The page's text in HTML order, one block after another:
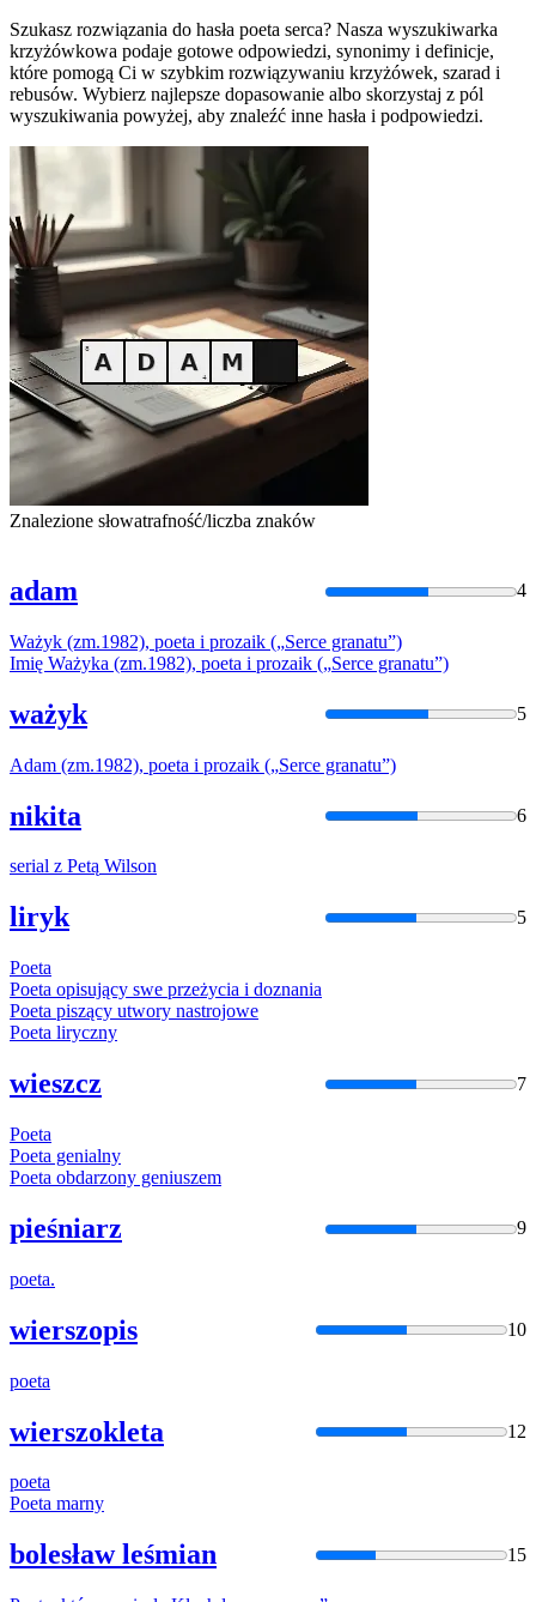
Szukasz rozwiązania do hasła poeta serca? Nasza wyszukiwarka
krzyżówkowa podaje gotowe odpowiedzi, synonimy i definicje,
które pomogą Ci w szybkim rozwiązywaniu krzyżówek, szarad i
rebusów. Wybierz najlepsze dopasowanie albo skorzystaj z pól
wyszukiwania powyżej, aby znaleźć inne hasła i podpowiedzi.
Znalezione słowatrafność/liczba znaków
adam 4
Ważyk (zm.1982), poeta i prozaik („Serce granatu”)
Imię Ważyka (zm.1982), poeta i prozaik („Serce granatu”)
ważyk 5
Adam (zm.1982), poeta i prozaik („Serce granatu”)
nikita 6
serial z Petą Wilson
liryk 5
Poeta
Poeta opisujący swe przeżycia i doznania
Poeta piszący utwory nastrojowe
Poeta liryczny
wieszcz 7
Poeta
Poeta genialny
Poeta obdarzony geniuszem
pieśniarz 9
poeta.
wierszopis 10
poeta
wierszokleta 12
poeta
Poeta marny
bolesław leśmian 15